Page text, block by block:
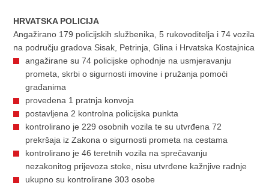
HRVATSKA POLICIJA
Angažirano 179 policijskih službenika, 5 rukovoditelja i 74 vozila
na području gradova Sisak, Petrinja, Glina i Hrvatska Kostajnica
angažirane su 74 policijske ophodnje na usmjeravanju
prometa, skrbi o sigurnosti imovine i pružanja pomoći
građanima
provedena 1 pratnja konvoja
postavljena 2 kontrolna policijska punkta
kontrolirano je 229 osobnih vozila te su utvrđena 72
prekršaja iz Zakona o sigurnosti prometa na cestama
kontrolirano je 46 teretnih vozila na sprečavanju
nezakonitog prijevoza stoke, nisu utvrđene kažnjive radnje
ukupno su kontrolirane 303 osobe